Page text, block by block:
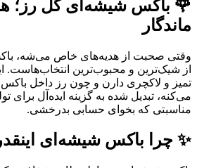
🌹 باکس شیشه‌ای گل رز؛
ماندگار
وقتی صحبت از هدیه‌های خاص می‌شه،
از شیک‌ترین و محبوب‌ترین انتخاب‌هاست.
تمیز و لاکچری دارن و چون رز داخل باکس
می‌کنه، تبدیل شده به گزینه ایده‌آل برای
مناسبتی که بخوای حسابی بدرخشی.
✨ چرا باکس شیشه‌ای